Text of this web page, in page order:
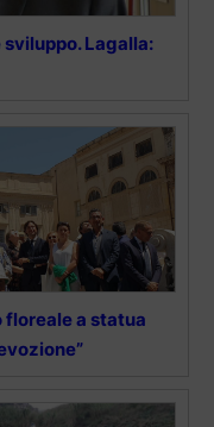
Lagalla:
floreale a statua